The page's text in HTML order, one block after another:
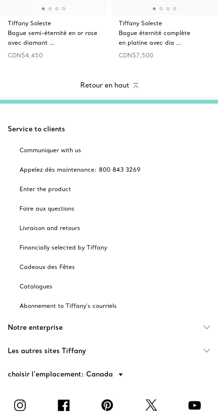
Tiffany Soleste
Bague semi-éternité en or rose
avec diamant …
CDN$4,450
Tiffany Soleste
Bague éternité complète
en platine avec dia …
CDN$7,500
Retour en haut
Service to clients
Communiquer with us
Appelez dès maintenance: 800 843 3269
Enter the product
Foire aux questions
Livraison and retours
Financially selected by Tiffany
Cadeaux des Fêtes
Catalogues
Abonnement to Tiffany's courriels
Notre enterprise
Les autres sites Tiffany
choisir l’emplacement: Canada